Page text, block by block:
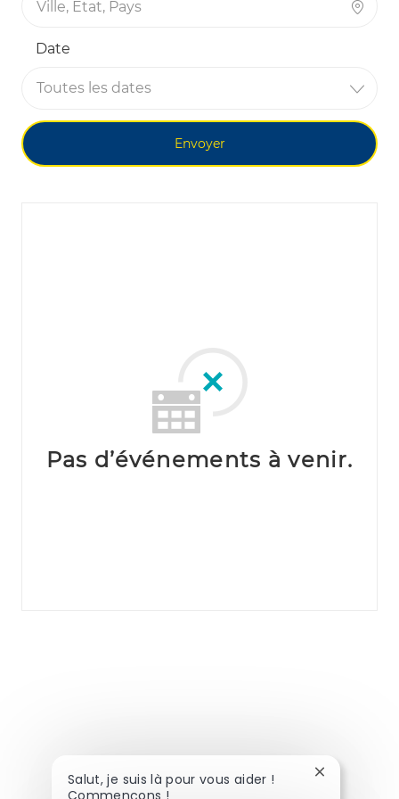
Date
Toutes les dates
Envoyer
Pas d’événements à venir.
Salut, je suis là pour vous aider !
Commençons !
Fermer la